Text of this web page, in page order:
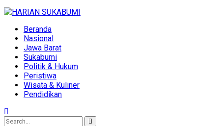
Beranda
Nasional
Jawa Barat
Sukabumi
Politik & Hukum
Peristiwa
Wisata & Kuliner
Pendidikan